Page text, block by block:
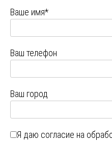
Ваше имя*
Ваш телефон
Ваш город
Я даю согласие на